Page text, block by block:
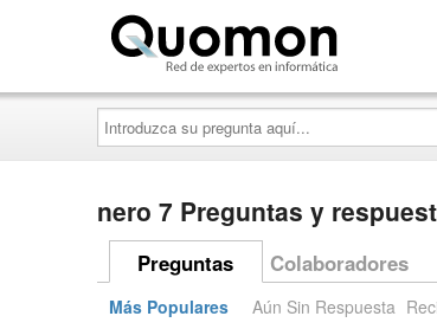
Introduzca
su
pregunta
aquí...
nero 7 Preguntas y
Preguntas Colaboradores
Más Populares Aún Sin Respuesta